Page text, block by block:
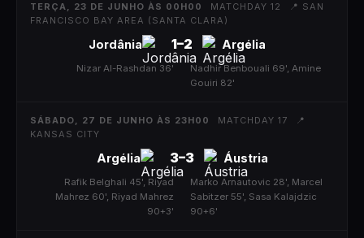
TERÇA, 23 DE JUNHO ÀS 00H00 MATCHDAY 12 📍 SAN
FRANCISCO BAY AREA (SANTA CLARA)
Jordânia 1–2 Argélia
Nizar Al-Rashdan 36'
Nadhir Benbouali 69', Amine
Gouiri 82'
SÁBADO, 27 DE JUNHO ÀS 23H00 MATCHDAY 17
📍
KANSAS CITY
Argélia 3–3 Áustria
Rafik Belghali 45', Riyad
Mahrez 60', Riyad Mahrez
90+3'
Marko Arnautovic 28', Marcel
Sabitzer 55', Sasa Kalajdzic
90+6'